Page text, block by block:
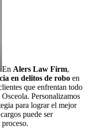
En Alers Law Firm,
en delitos de robo en
que enfrentan todo
Personalizamos
para lograr el mejor
puede ser